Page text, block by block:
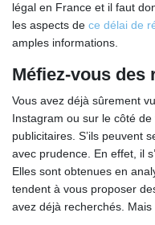
légal en France et il faut
les aspects de ce délai de
amples informations.
Méfiez-vous des
Vous avez déjà sûrement
Instagram ou sur le côté
publicitaires. S’ils peuvent
avec prudence. En effet, il
Elles sont obtenues en
tendent à vous proposer
avez déjà recherchés. Mais